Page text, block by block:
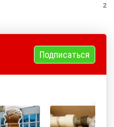
2
Подписаться